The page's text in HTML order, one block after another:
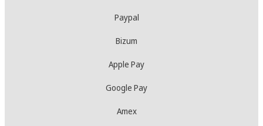
Paypal
Bizum
Apple Pay
Google Pay
Amex